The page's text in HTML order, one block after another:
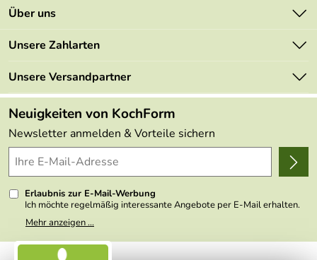
Kontakt
Mehrwertsteuerfrei
Retourenportal
FAQs
Lieferbedingungen
Delivery Terms
Kundenlogin
Über uns
Marken
Angebote
Made in Germany
Themen
Wir über uns
Presse
Unsere Zahlarten
Unsere Versandpartner
Neuigkeiten von KochForm
Newsletter anmelden & Vorteile sichern
Erlaubnis zur E-Mail-Werbung
Ich möchte regelmäßig interessante Angebote per E-Mail erhalten.
Meine E-Mail-Adresse wird nicht an andere Unternehmen
weitergegeben. Zu statistischen Zwecken wird in anonymer Form
nicht erkennbar, welche konkrete Person geklickt hat. Diese
Mehr anzeigen ...